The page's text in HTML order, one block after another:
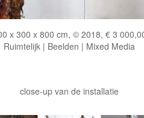
x 300 x 800 cm, © 2018, € 3
Ruimtelijk | Beelden | Mixed Media
close-up van de installatie